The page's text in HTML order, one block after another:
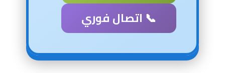
📞 اتصال فوري